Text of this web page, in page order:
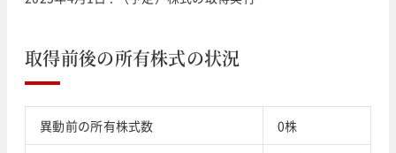
取得前後の所有株式の状況
異動前の所有株式数 0株